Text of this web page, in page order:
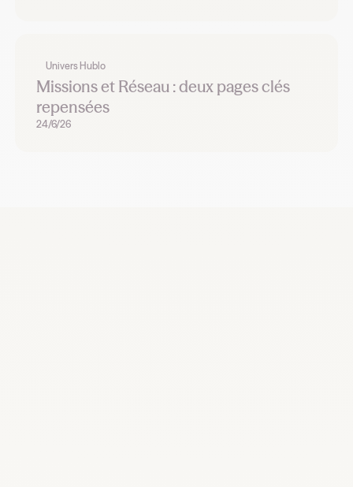
Univers Hublo
Missions et Réseau : deux pages clés
repensées
24/6/26